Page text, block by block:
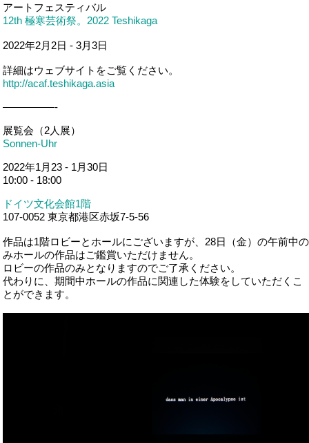
アートフェスティバル
12th 極寒芸術祭。2022 Teshikaga
2022年2月2日 - 3月3日
詳細はウェブサイトをご覧ください。
http://acaf.teshikaga.asia
—————-
展覧会（2人展）
Sonnen-Uhr
2022年1月23 - 1月30日
10:00 - 18:00
ドイツ文化会館1階
107-0052 東京都港区赤坂7-5-56
作品は1階ロビーとホールにございますが、28日（金）の午前中の
みホールの作品はご鑑賞いただけません。
ロビーの作品のみとなりますのでご了承ください。
代わりに、期間中ホールの作品に関連した体験をしていただくこ
とができます。